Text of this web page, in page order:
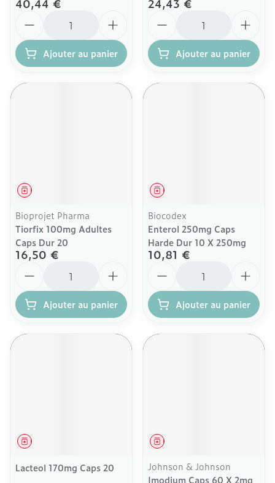
40,44 €
Ajouter au panier
24,43 €
Ajouter au panier
Médicament
Bioprojet Pharma
Tiorfix 100mg Adultes
Caps Dur 20
16,50 €
Ajouter au panier
Médicament
Biocodex
Enterol 250mg Caps
Harde Dur 10 X 250mg
10,81 €
Ajouter au panier
Médicament
Lacteol 170mg Caps 20
Médicament
Johnson & Johnson
Imodium Caps 60 X 2mg